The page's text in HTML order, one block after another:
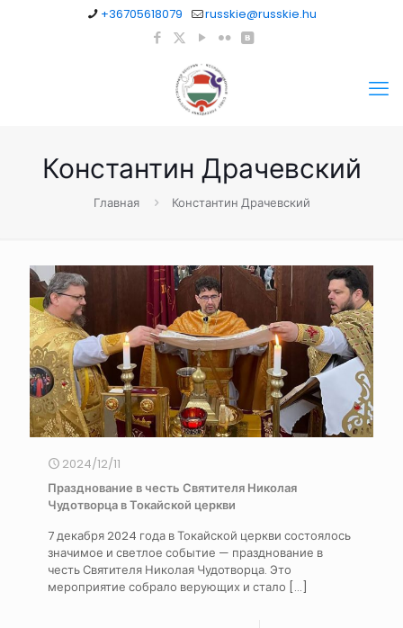
+36705618079 russkie@russkie.hu
Константин Драчевский
Главная Константин Драчевский
2024/12/11
Празднование в честь Святителя Николая
Чудотворца в Токайской церкви
7 декабря 2024 года в Токайской церкви состоялось
значимое и светлое событие — празднование в
честь Святителя Николая Чудотворца. Это
мероприятие собрало верующих и стало […]